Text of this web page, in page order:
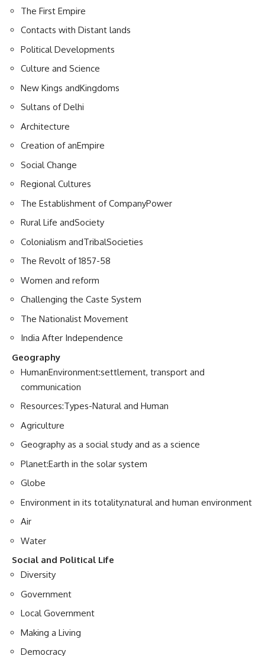
The First Empire
Contacts with Distant lands
Political Developments
Culture and Science
New Kings andKingdoms
Sultans of Delhi
Architecture
Creation of anEmpire
Social Change
Regional Cultures
The Establishment of CompanyPower
Rural Life andSociety
Colonialism andTribalSocieties
The Revolt of 1857-58
Women and reform
Challenging the Caste System
The Nationalist Movement
India After Independence
Geography
HumanEnvironment:settlement, transport and
communication
Resources:Types-Natural and Human
Agriculture
Geography as a social study and as a science
Planet:Earth in the solar system
Globe
Environment in its totality:natural and human environment
Air
Water
Social and Political Life
Diversity
Government
Local Government
Making a Living
Democracy